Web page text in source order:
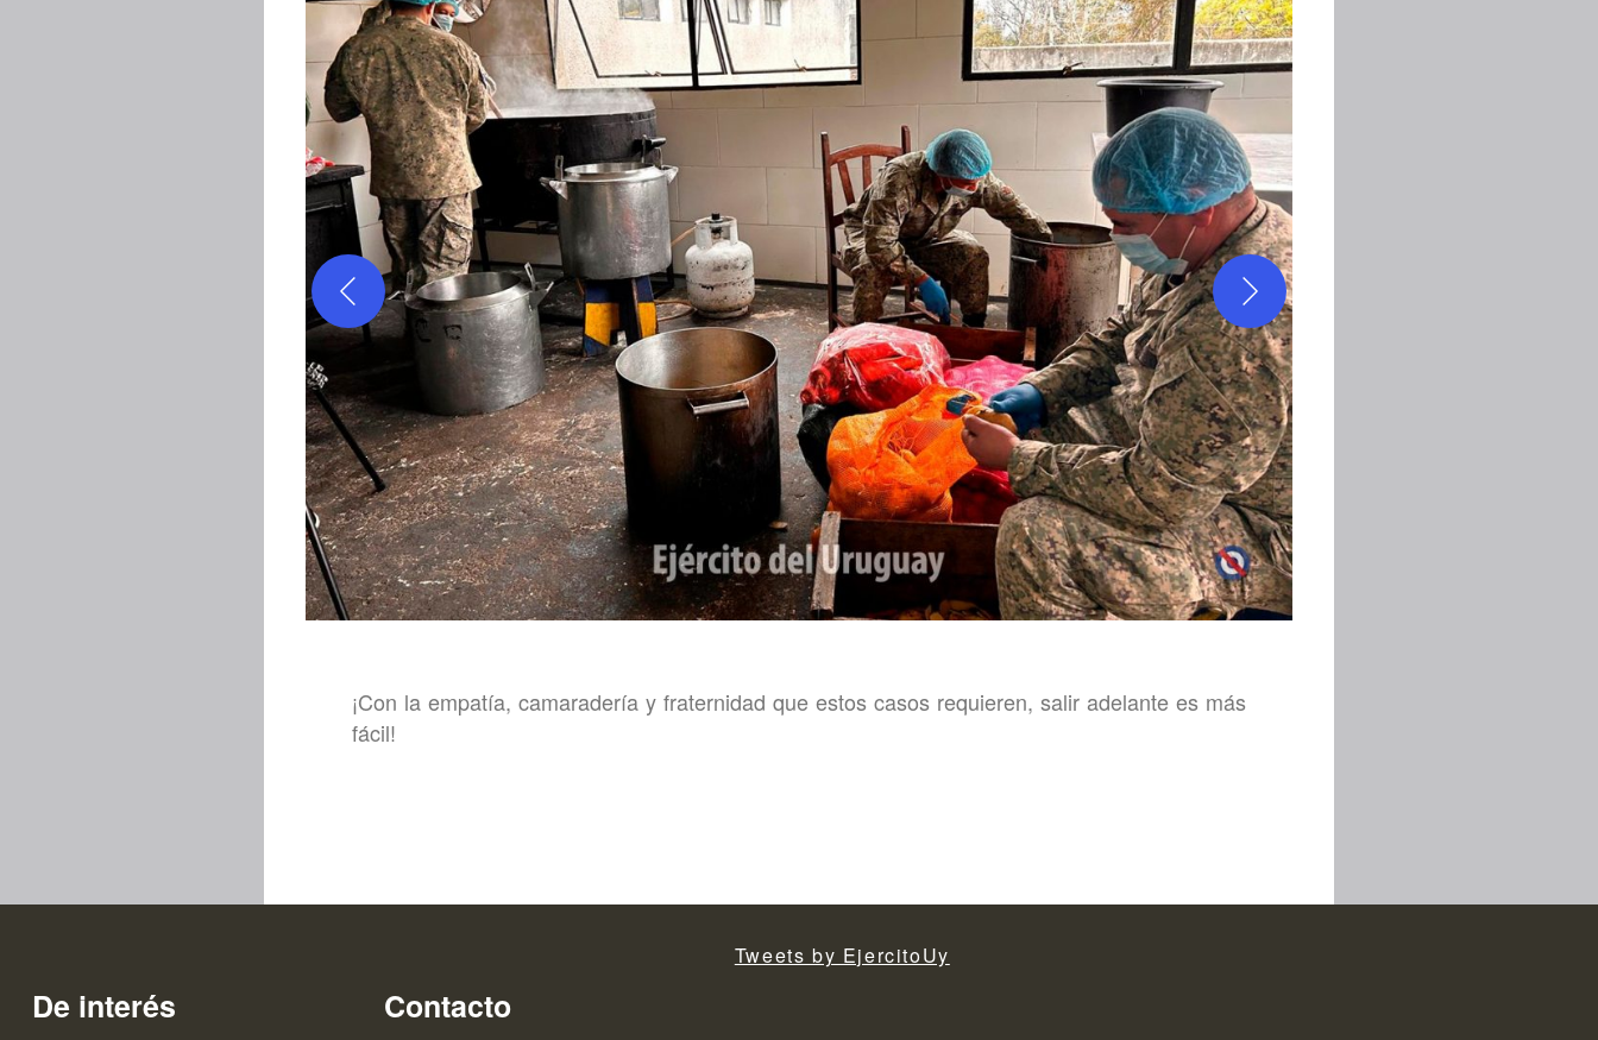
¡Con la empatía, camaradería y fraternidad que estos casos requieren, salir adelante es más
fácil!
De interés Contacto
Tweets by EjercitoUy